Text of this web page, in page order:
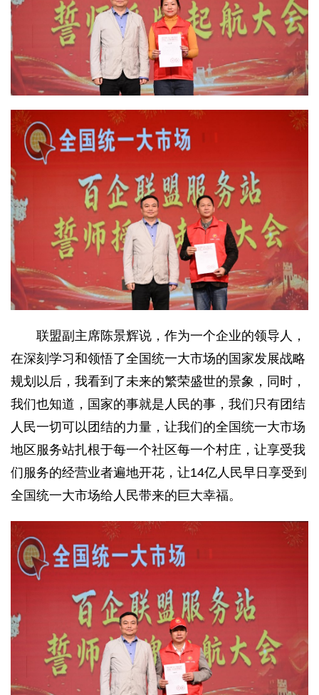
联盟副主席陈景辉说，作为一个企业的领导人，
在深刻学习和领悟了全国统一大市场的国家发展战略
规划以后，我看到了未来的繁荣盛世的景象，同时，
我们也知道，国家的事就是人民的事，我们只有团结
人民一切可以团结的力量，让我们的全国统一大市场
地区服务站扎根于每一个社区每一个村庄，让享受我
们服务的经营业者遍地开花，让14亿人民早日享受到
全国统一大市场给人民带来的巨大幸福。